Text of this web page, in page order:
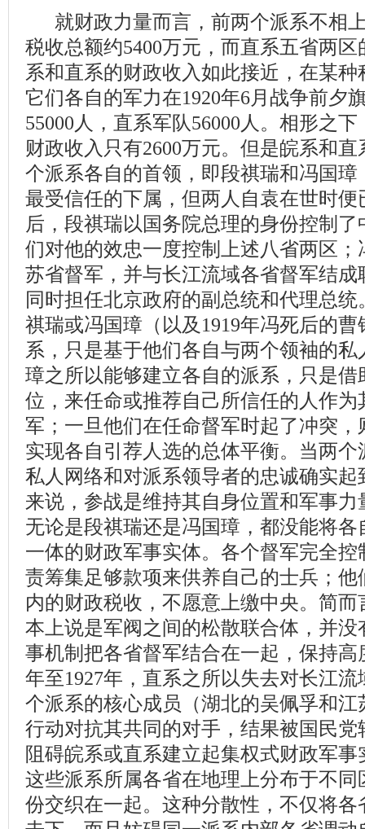
就财政力量而言，前两个派系不相
税收总额约5400万元，而直系五省两区
系和直系的财政收入如此接近，在某
它们各自的军力在1920年6月战争前夕
55000人，直系军队56000人。相形之
财政收入只有2600万元。但是皖系和
个派系各自的首领，即段祺瑞和冯国
最受信任的下属，但两人自袁在世时
后，段祺瑞以国务院总理的身份控制
们对他的效忠一度控制上述八省两区
苏省督军，并与长江流域各省督军结成
同时担任北京政府的副总统和代理总
祺瑞或冯国璋（以及1919年冯死后的
系，只是基于他们各自与两个领袖的
璋之所以能够建立各自的派系，只是
位，来任命或推荐自己所信任的人作
军；一旦他们在任命督军时起了冲突
实现各自引荐人选的总体平衡。当两
私人网络和对派系领导者的忠诚确实
来说，参战是维持其自身位置和军事
无论是段祺瑞还是冯国璋，都没能将
一体的财政军事实体。各个督军完全
责筹集足够款项来供养自己的士兵；
内的财政税收，不愿意上缴中央。简
本上说是军阀之间的松散联合体，并
事机制把各省督军结合在一起，保持高
年至1927年，直系之所以失去对长江
个派系的核心成员（湖北的吴佩孚和
行动对抗其共同的对手，结果被国民
阻碍皖系或直系建立起集权式财政军
这些派系所属各省在地理上分布于不
份交织在一起。这种分散性，不仅将